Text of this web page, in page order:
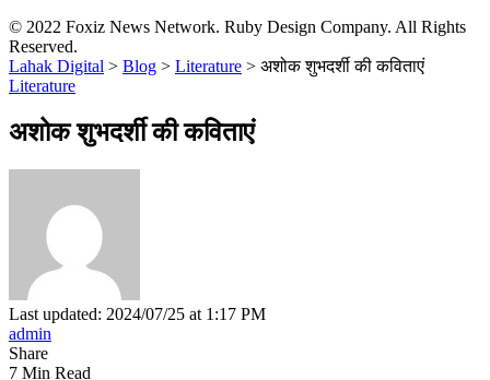
© 2022 Foxiz News Network. Ruby Design Company. All Rights
Reserved.
Lahak Digital > Blog > Literature > अशोक शुभदर्शी की कविताएं
Literature
अशोक शुभदर्शी की कविताएं
Last updated: 2024/07/25 at 1:17 PM
admin
Share
7 Min Read